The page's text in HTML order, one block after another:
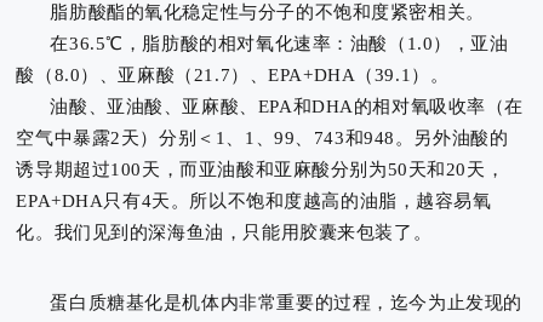
脂肪酸酯的氧化稳定性与分子的不饱和度紧密相关。
在36.5℃，脂肪酸的相对氧化速率：油酸（1.0），亚油
酸（8.0）、亚麻酸（21.7）、EPA+DHA（39.1）。
油酸、亚油酸、亚麻酸、EPA和DHA的相对氧吸收率（在
空气中暴露2天）分别＜1、1、99、743和948。 另外油酸的
诱导期超过100天，而亚油酸和亚麻酸分别为50天和20天，
EPA+DHA只有4天。所以不饱和度越高的油脂，越容易氧
化。我们见到的深海鱼油，只能用胶囊来包装了。
蛋白质糖基化是机体内非常重要的过程，迄今为止发现的